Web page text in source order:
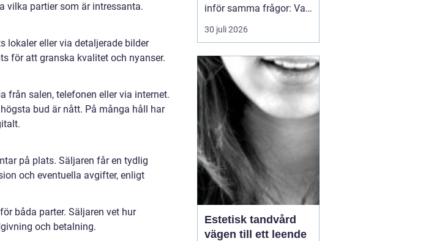
vilka partier som är intressanta.
lokaler eller via detaljerade bilder
för att granska kvalitet och nyanser.
från salen, telefonen eller via internet.
bud är nått. På många håll har
på plats. Säljaren får en tydlig
och eventuella avgifter, enligt
båda parter. Säljaren vet hur
och betalning.
inför samma frågor: Vad
är samlingen värd? Var
vänder man sig? Och hur
för billigt? Oavsett om
samlingen är egen, ärvd
eller del av ett dödsbo
går det att skapa
ordning, få en rättvi...
30 juli 2026
Estetisk tandvård
vägen till ett leende